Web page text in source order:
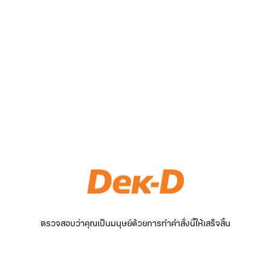
ตรวจสอบว่าคุณเป็นมนุษย์ด้วยการทำคำสั่งนี้ให้เสร็จสิ้น